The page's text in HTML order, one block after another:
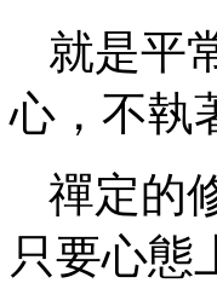
就是平
心，不執
禪定的
只要心態